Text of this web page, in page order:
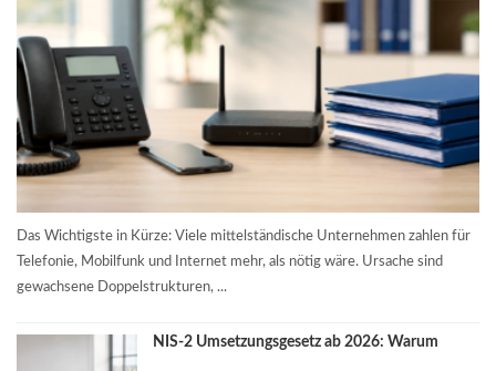
Das Wichtigste in Kürze: Viele mittelständische Unternehmen zahlen für
Telefonie, Mobilfunk und Internet mehr, als nötig wäre. Ursache sind
gewachsene Doppelstrukturen, ...
NIS-2 Umsetzungsgesetz ab 2026: Warum